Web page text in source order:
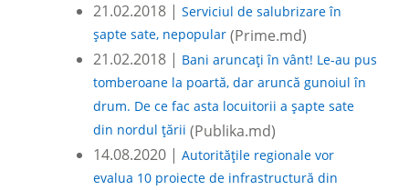
21.02.2018 | Serviciul de salubrizare în
șapte sate, nepopular(Prime.md)
21.02.2018 | Bani aruncaţi în vânt! Le-au pus
tomberoane la poartă, dar aruncă gunoiul în
drum. De ce fac asta locuitorii a şapte sate
din nordul ţării (Publika.md)
14.08.2020 | Autorităţile regionale vor
evalua 10 proiecte de infrastructură din